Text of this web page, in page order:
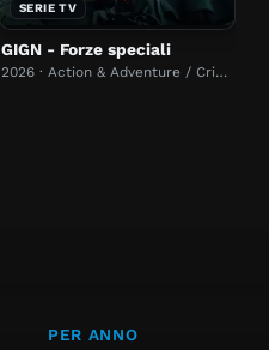
SERIE TV
GIGN - Forze speciali
2026 · Action & Adventure / Crime
PER ANNO